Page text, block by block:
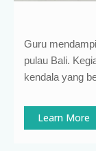
Guru
pulau Bali.
kendala yang
Learn More